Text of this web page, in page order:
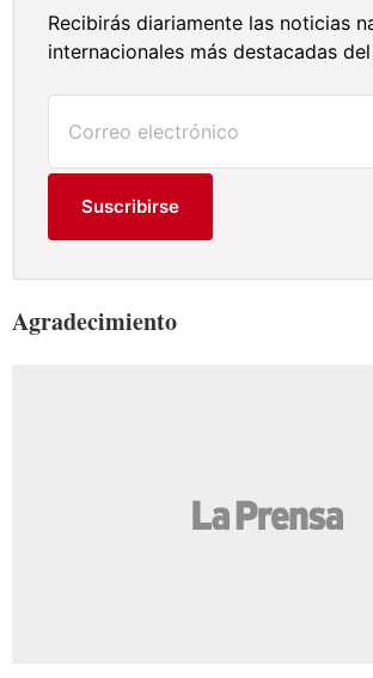
Recibirás diariamente las noticias
internacionales más destacadas
Suscribirse
Agradecimiento